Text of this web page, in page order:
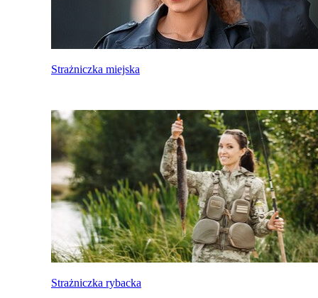
Strażniczka miejska
Strażniczka rybacka